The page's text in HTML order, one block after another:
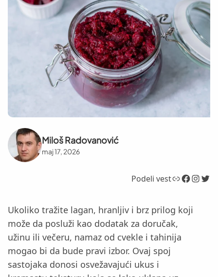
Miloš Radovanović
maj 17, 2026
Podeli vestLink Facebook InstagramTwitter
Ukoliko tražite lagan, hranljiv i brz prilog koji
može da posluži kao dodatak za doručak,
užinu ili večeru, namaz od cvekle i tahinija
mogao bi da bude pravi izbor. Ovaj spoj
sastojaka donosi osvežavajući ukus i